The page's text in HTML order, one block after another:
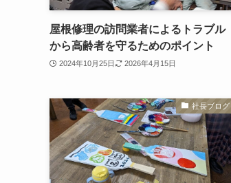
屋根修理の訪問業者によるトラブル
から高齢者を守るためのポイント
2024年10月25日 2026年4月15日
社長ブログ